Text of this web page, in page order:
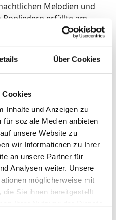
Über Cookies
Cookies
Inhalte und Anzeigen zu
für soziale Medien anbieten
unsere Website zu
wir Informationen zu Ihrer
an unsere Partner für
Analysen weiter. Unsere
möglicherweise mit
Sie ihnen bereitgestellt
Melodien und
erfüllte am
Herz-Jesu-
Musikverein Heide und
zum Konzert
lauschten
Stücken im
Der Eintritt
und genießen, lautete
Kai Benzel an das
Das einheimische
Sänger boten eine
Die
stilvoll mit
um mit den